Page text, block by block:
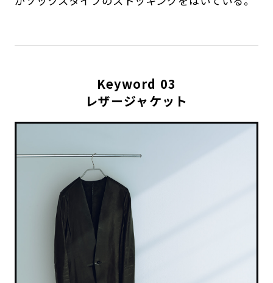
Keyword 03
レザージャケット